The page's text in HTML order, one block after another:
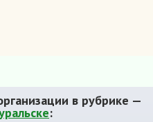
в рубрике —
: